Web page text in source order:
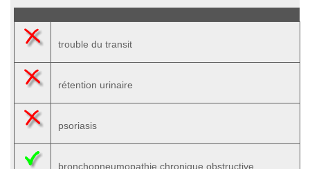
trouble du transit
rétention urinaire
psoriasis
bronchopneumopathie chronique obstructive